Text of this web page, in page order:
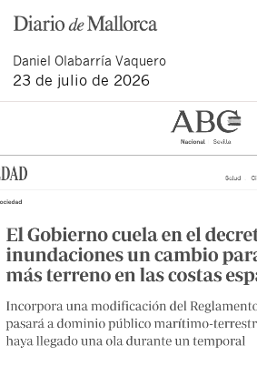
Daniel Olabarría Vaquero
23 de julio de 2026